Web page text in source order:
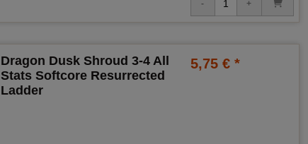
Dragon Dusk Shroud 3-4 All
Stats Softcore Resurrected
Ladder
5,75 € *